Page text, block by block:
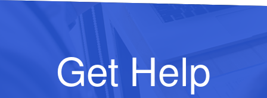
Get Help